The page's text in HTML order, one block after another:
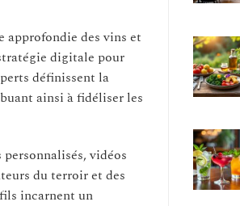
approfondie des vins et
digitale pour
définissent la
ainsi à fidéliser les
vidéos
du terroir et des
incarnent un